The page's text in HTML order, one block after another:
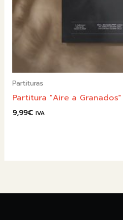
Partituras
Partitura "Aire a Granados"
9,99€ IVA